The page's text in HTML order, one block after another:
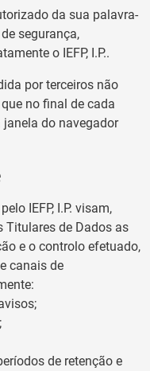
da sua palavra-
segurança,
o IEFP, I.P..
por terceiros não
no final de cada
do navegador
IEFP, I.P. visam,
Titulares de Dados as
e o controlo efetuado,
canais de
de retenção e